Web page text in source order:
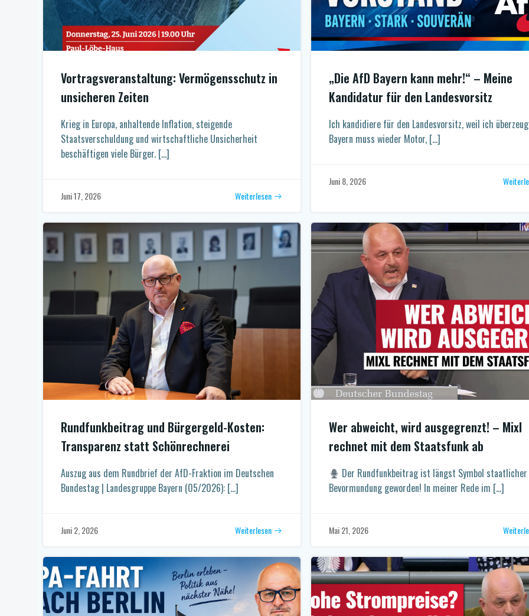
Vortragsveranstaltung: Vermögensschutz in
unsicheren Zeiten
Krieg in Europa, anhaltende Inflation, steigende
Staatsverschuldung und wirtschaftliche Unsicherheit
beschäftigen viele Bürger. […]
Juni 17, 2026 Weiterlesen
„Die AfD Bayern kann mehr!“ – Meine
Kandidatur für den Landesvorsitz
Ich kandidiere für den Landesvorsitz, weil ich
Bayern muss wieder Motor, […]
Juni 8, 2026
Rundfunkbeitrag und Bürgergeld-Kosten:
Transparenz statt Schönrechnerei
Auszug aus dem Rundbrief der AfD-Fraktion im Deutschen
Bundestag | Landesgruppe Bayern (05/2026): […]
Juni 2, 2026 Weiterlesen
Wer abweicht, wird ausgegrenzt! – Mixl
rechnet mit dem Staatsfunk ab
Der Rundfunkbeitrag ist längst Symbol staatlicher
Bevormundung geworden! In meiner Rede im […]
Mai 21, 2026